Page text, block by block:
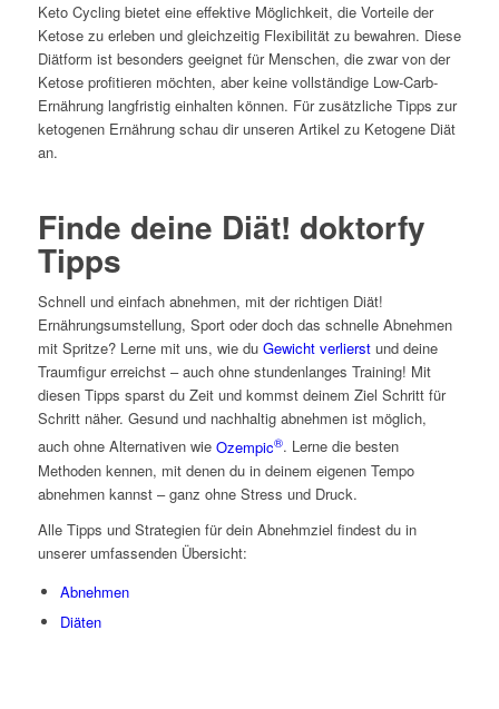
Keto Cycling bietet eine effektive Möglichkeit, die Vorteile der
Ketose zu erleben und gleichzeitig Flexibilität zu bewahren. Diese
Diätform ist besonders geeignet für Menschen, die zwar von der
Ketose profitieren möchten, aber keine vollständige Low-Carb-
Ernährung langfristig einhalten können. Für zusätzliche Tipps zur
ketogenen Ernährung schau dir unseren Artikel zu Ketogene Diät
an.
Finde deine Diät! doktorfy
Tipps
Schnell und einfach abnehmen, mit der richtigen Diät!
Ernährungsumstellung, Sport oder doch das schnelle Abnehmen
mit Spritze? Lerne mit uns, wie du Gewicht verlierstund deine
Traumfigur erreichst – auch ohne stundenlanges Training! Mit
diesen Tipps sparst du Zeit und kommst deinem Ziel Schritt für
Schritt näher. Gesund und nachhaltig abnehmen ist möglich,
auch ohne Alternativen wie Ozempic®. Lerne die besten
Methoden kennen, mit denen du in deinem eigenen Tempo
abnehmen kannst – ganz ohne Stress und Druck.
Alle Tipps und Strategien für dein Abnehmziel findest du in
unserer umfassenden Übersicht:
Abnehmen
Diäten